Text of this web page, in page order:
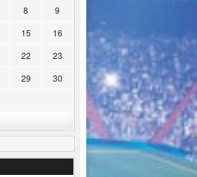
8
9
15
16
22
23
29
30